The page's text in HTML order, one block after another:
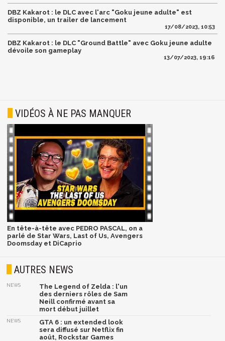
DBZ Kakarot : le DLC avec l'arc "Goku jeune adulte" est
disponible, un trailer de lancement
17/08/2023, 10:53
DBZ Kakarot : le DLC "Ground Battle" avec Goku jeune adulte
dévoile son gameplay
13/07/2023, 19:16
VIDÉOS À NE PAS MANQUER
En tête-à-tête avec PEDRO PASCAL, on a
parlé de Star Wars, Last of Us, Avengers
Doomsday et DiCaprio
AUTRES NEWS
NEWS
The Legend of Zelda : l'un
des derniers rôles de Sam
Neill confirmé avant sa
mort début juillet
NEWS
GTA 6 : un extended look
sera diffusé sur Netflix fin
août, Rockstar Games